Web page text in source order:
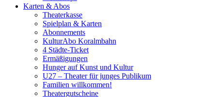
Karten & Abos
Theaterkasse
Spielplan & Karten
Abonnements
KulturAbo Koralmbahn
4 Städte-Ticket
Ermäßigungen
Hunger auf Kunst und Kultur
U27 – Theater für junges Publikum
Familien willkommen!
Theatergutscheine